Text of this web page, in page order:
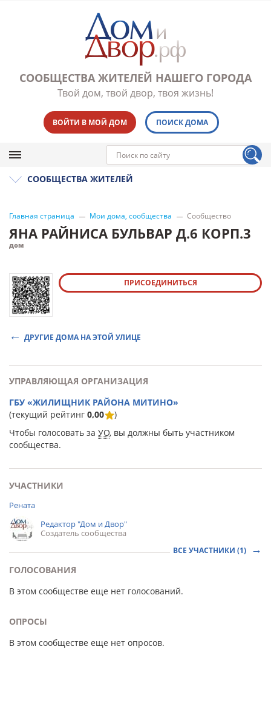
СООБЩЕСТВА ЖИТЕЛЕЙ НАШЕГО ГОРОДА
Твой дом, твой двор, твоя жизнь!
ВОЙТИ В МОЙ ДОМ ПОИСК ДОМА
СООБЩЕСТВА ЖИТЕЛЕЙ
Главная страница Мои дома, сообщества Сообщество
ЯНА РАЙНИСА БУЛЬВАР Д.6 КОРП.3
дом
ПРИСОЕДИНИТЬСЯ
ДРУГИЕ ДОМА НА ЭТОЙ УЛИЦЕ
УПРАВЛЯЮЩАЯ ОРГАНИЗАЦИЯ
ГБУ «ЖИЛИЩНИК РАЙОНА МИТИНО»
(текущий рейтинг 0,00
)
Чтобы голосовать за УО, вы должны быть участником
сообщества.
УЧАСТНИКИ
Рената
Редактор "Дом и Двор"
Создатель сообщества
ВСЕ УЧАСТНИКИ (1)
ГОЛОСОВАНИЯ
В этом сообществе еще нет голосований.
ОПРОСЫ
В этом сообществе еще нет опросов.